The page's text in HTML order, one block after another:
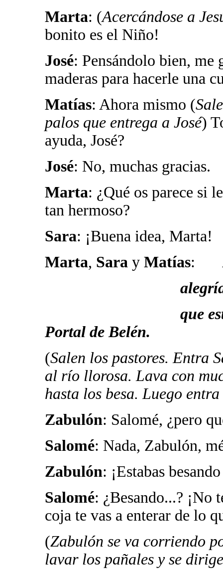
Marta: (Acercándose a
bonito es el Niño!
José: Pensándolo bien, me
maderas para hacerle una
Matías: Ahora mismo (
palos que entrega a José)
ayuda, José?
José: No, muchas gracias.
Marta: ¿Qué os parece si
tan hermoso?
Sara: ¡Buena idea, Marta!
Marta, Sara y Matías:
alegría,
que esta noche
Portal de Belén.
(Salen los pastores. Entra
al río llorosa. Lava con
hasta los besa. Luego
Zabulón: Salomé, ¿pero
Salomé: Nada, Zabulón,
Zabulón: ¡Estabas
Salomé: ¿Besando...? ¡No
coja te vas a enterar de lo
(Zabulón se va corriendo
lavar los pañales y se